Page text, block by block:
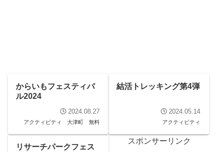
からいもフェスティバ
ル2024
2024.08.27
アクティビティ 大津町 無料
結活トレッキング第4弾
2024.05.14
アクティビティ
リサーチパークフェス
スポンサーリンク